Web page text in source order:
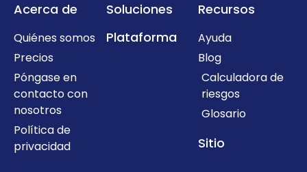
Acerca de
Quiénes somos
Precios
Póngase en
contacto con
nosotros
Política de
privacidad
Soluciones
Plataforma
Recursos
Ayuda
Blog
Calculadora de
riesgos
Glosario
Sitio